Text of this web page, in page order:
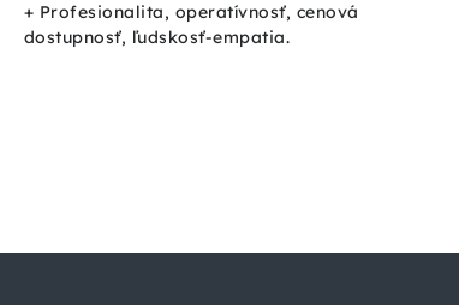
+ Profesionalita, operatívnosť, cenová
dostupnosť, ľudskosť-empatia.